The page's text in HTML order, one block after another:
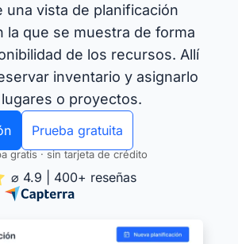
una vista de planificación
la que se muestra de forma
de los recursos. Allí
inventario y asignarlo
o proyectos.
Prueba gratuita
gratis · sin tarjeta de crédito
⌀ 4.9 | 400+ reseñas